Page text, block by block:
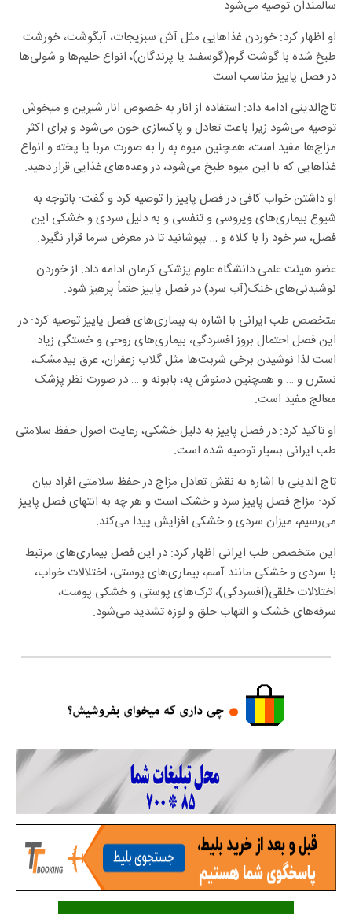
سالمندان توصیه می‌شود.
او اظهار کرد: خوردن غذاهایی مثل آش سبزیجات، آبگوشت، خورشت
طبخ شده با گوشت گرم(گوسفند یا پرندگان)، انواع حلیم‌ها و شولی‌ها
در فصل پاییز مناسب است.
تاج‌الدینی ادامه داد: استفاده از انار به خصوص انار شیرین و میخوش
توصیه می‌شود زیرا باعث تعادل و پاکسازی خون می‌شود و برای اکثر
مزاج‌ها مفید است، همچنین میوه بِه را به صورت مربا یا پخته و انواع
غذاهایی که با این میوه طبخ می‌شود، در وعده‌های غذایی قرار دهید.
او داشتن خواب کافی در فصل پاییز را توصیه کرد و گفت: باتوجه به
شیوع بیماری‌های ویروسی و تنفسی و به دلیل سردی و خشکی این
فصل، سر خود را با کلاه و … بپوشانید تا در معرض سرما قرار نگیرد.
عضو هیئت علمی دانشگاه علوم پزشکی کرمان ادامه داد: از خوردن
نوشیدنی‌های خنک(آب سرد) در فصل پاییز حتماً پرهیز شود.
متخصص طب ایرانی با اشاره به بیماری‌های فصل پاییز توصیه کرد: در
این فصل احتمال بروز افسردگی، بیماری‌های روحی و خستگی زیاد
است لذا نوشیدن برخی شربت‌ها مثل گلاب زعفران، عرق بیدمشک،
نسترن و … و همچنین دمنوش بِه، بابونه و … در صورت نظر پزشک
معالج مفید است.
او تاکید کرد: در فصل پاییز به دلیل خشکی، رعایت اصول حفظ سلامتی
طب ایرانی بسیار توصیه شده است.
تاج الدینی با اشاره به نقش تعادل مزاج در حفظ سلامتی افراد بیان
کرد: مزاج فصل پاییز سرد و خشک است و هر چه به انتهای فصل پاییز
می‌رسیم، میزان سردی و خشکی افزایش پیدا می‌کند.
این متخصص طب ایرانی اظهار کرد: در این فصل بیماری‌های مرتبط
با سردی و خشکی مانند آسم، بیماری‌های پوستی، اختلالات خواب،
اختلالات خلقی(افسردگی)، ترک‌های پوستی و خشکی پوست،
سرفه‌های خشک و التهاب حلق و لوزه تشدید می‌شود.